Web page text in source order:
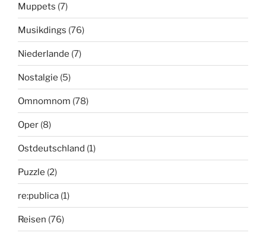
Muppets (7)
Musikdings (76)
Niederlande (7)
Nostalgie (5)
Omnomnom (78)
Oper (8)
Ostdeutschland (1)
Puzzle (2)
re:publica (1)
Reisen (76)